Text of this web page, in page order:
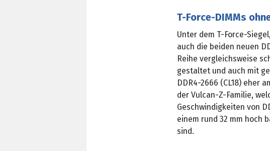
T-Force-DIMMs
Unter dem T-Force-
auch die beiden neuen
Reihe vergleichsweise
gestaltet und auch mit
DDR4-2666 (CL18) eher
der Vulcan-Z-Familie,
Geschwindigkeiten von
einem rund 32 mm hoch
sind.